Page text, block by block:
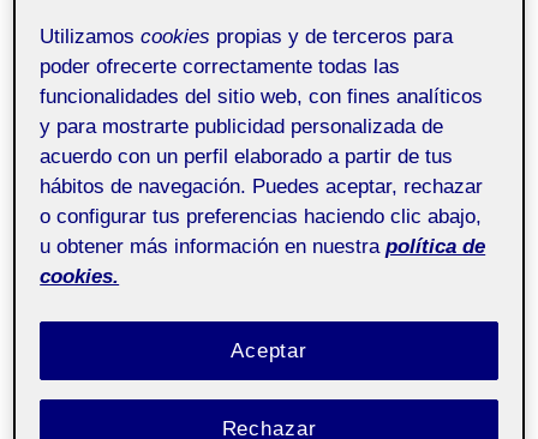
Utilizamoscookies propias y de terceros para
poder ofrecerte correctamente todas las
funcionalidades del sitio web, con fines analíticos
y para mostrarte publicidad personalizada de
acuerdo con un perfil elaborado a partir de tus
hábitos de navegación. Puedes aceptar, rechazar
o configurar tus preferencias haciendo clic abajo,
u obtener más información en nuestra política de
cookies.
Rechazar
Aceptar